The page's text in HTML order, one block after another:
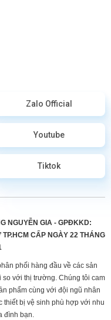
Zalo Official
Youtube
Tiktok
NGUYỄN GIA - GPĐKKD:
CẤPNGÀY 22 THÁNG
phối hàng đầu về các sản
với thị trường. Chúng tôi cam
phẩm cùng với đội ngũ nhân
thiết bị vệ sinh phù hợp với nhu
đình bạn.